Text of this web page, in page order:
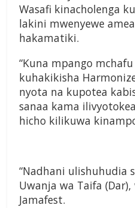
Wasafi kinacholenga
lakini mwenyewe
hakamatiki.
“Kuna mpango
kuhakikisha
nyota na kupotea
sanaa kama
hicho kilikuwa
“Nadhani ulishuhudia
Uwanja wa Taifa
Jamafest.